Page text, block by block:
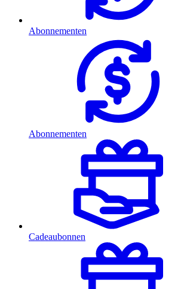
Abonnementen
Abonnementen
Cadeaubonnen